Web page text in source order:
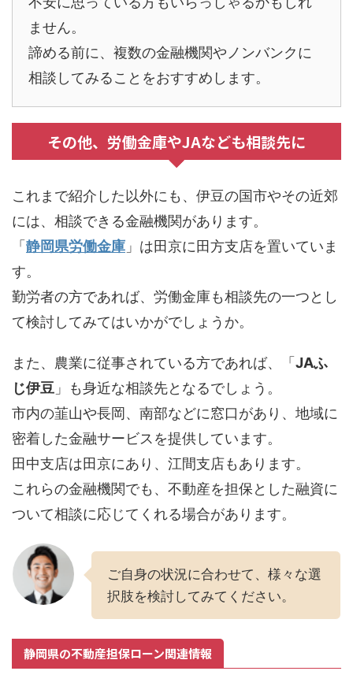
ません。
諦める前に、複数の金融機関やノンバンクに
相談してみることをおすすめします。
その他、労働金庫やJAなども相談先に
これまで紹介した以外にも、伊豆の国市やその近郊
には、相談できる金融機関があります。
「 静岡県労働金庫 」は田京に田方支店を置いていま
す。
勤労者の方であれば、労働金庫も相談先の一つとし
て検討してみてはいかがでしょうか。
また、農業に従事されている方であれば、「 JAふ
じ伊豆 」も身近な相談先となるでしょう。
市内の韮山や長岡、南部などに窓口があり、地域に
密着した金融サービスを提供しています。
田中支店は田京にあり、江間支店もあります。
これらの金融機関でも、不動産を担保とした融資に
ついて相談に応じてくれる場合があります。
ご自身の状況に合わせて、様々な選
択肢を検討してみてください。
静岡県の不動産担保ローン関連情報